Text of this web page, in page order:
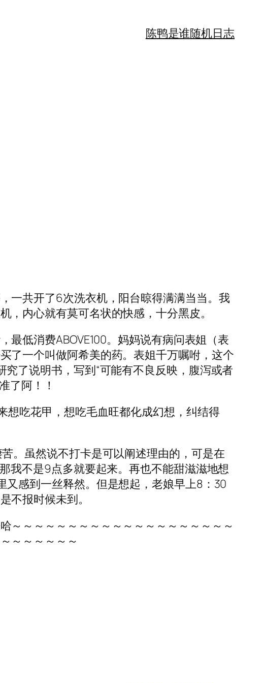
陈鸭是谁随机日志
一共开了6次洗衣机，阳台晾得满满当当。我
内心就有莫可名状的快感，十分黑皮。
低消费ABOVE100。妈妈说有病问表姐（表
了一个叫做阿希美的药。表姐千万嘱咐，这个
了说明书，写到“可能有不良反映，腹泻或者
了阿！！
想吃花甲，想吃毛血旺都化成幻想，纠结得
。虽然说不打卡是可以阐述理由的，可是在
我不是9点多就要起来。再也不能甜滋滋地想
感到一丝释然。但是想起，老娘早上8：30
不报时候未到。
～～～～～～～～～～～～～～～～～～～～
～～～～～～